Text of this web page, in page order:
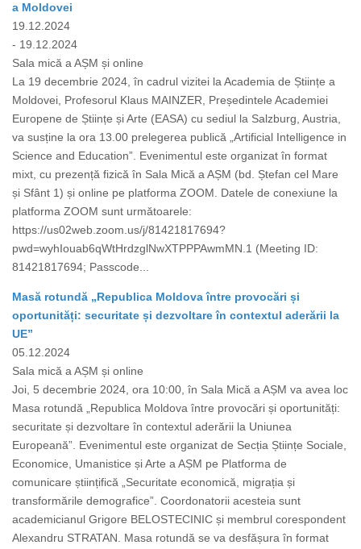
a Moldovei
19.12.2024
- 19.12.2024
Sala mică a AȘM și online
La 19 decembrie 2024, în cadrul vizitei la Academia de Științe a
Moldovei, Profesorul Klaus MAINZER, Președintele Academiei
Europene de Științe și Arte (EASA) cu sediul la Salzburg, Austria,
va susține la ora 13.00 prelegerea publică „Artificial Intelligence in
Science and Education”. Evenimentul este organizat în format
mixt, cu prezență fizică în Sala Mică a AȘM (bd. Ștefan cel Mare
și Sfânt 1) și online pe platforma ZOOM. Datele de conexiune la
platforma ZOOM sunt următoarele:
https://us02web.zoom.us/j/81421817694?
pwd=wyhIouab6qWtHrdzglNwXTPPPAwmMN.1 (Meeting ID:
81421817694; Passcode...
Masă rotundă „Republica Moldova între provocări și
oportunități: securitate și dezvoltare în contextul aderării la
UE”
05.12.2024
Sala mică a AȘM și online
Joi, 5 decembrie 2024, ora 10:00, în Sala Mică a AȘM va avea loc
Masa rotundă „Republica Moldova între provocări și oportunități:
securitate și dezvoltare în contextul aderării la Uniunea
Europeană”. Evenimentul este organizat de Secția Științe Sociale,
Economice, Umanistice și Arte a AȘM pe Platforma de
comunicare științifică „Securitate economică, migrația și
transformările demografice”. Coordonatorii acesteia sunt
academicianul Grigore BELOSTECINIC și membrul corespondent
Alexandru STRATAN. Masa rotundă se va desfășura în format